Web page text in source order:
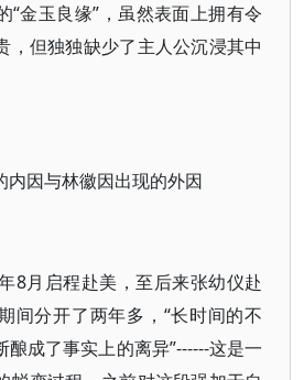
“金玉良缘”，虽然表面上拥有令
，但独独缺少了主人公沉浸其中
内因与林徽因出现的外因
8月启程赴美，至后来张幼仪赴
间分开了两年多，“长时间的不
成了事实上的离异”------这是一